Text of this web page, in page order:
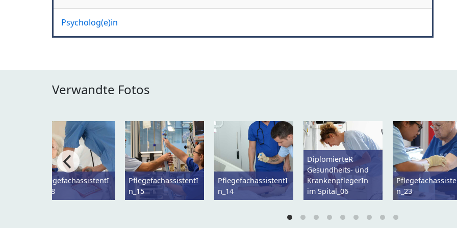
Psycholog(e)in
Verwandte Fotos
DiplomierteR
Gesundheits- und
KrankenpflegerIn
im Spital_06
n_23
PflegefachassistentI
n_18
PflegefachassistentI
n_15
PflegefachassistentI
n_14